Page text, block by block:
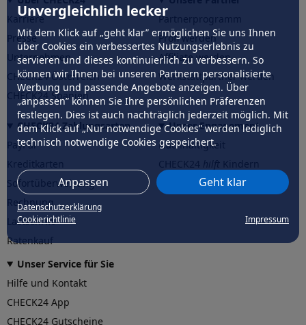
Unvergleichlich lecker
Mit dem Klick auf „geht klar” ermöglichen Sie uns Ihnen
über Cookies ein verbessertes Nutzungserlebnis zu
servieren und dieses kontinuierlich zu verbessern. So
können wir Ihnen bei unseren Partnern personalisierte
Werbung und passende Angebote anzeigen. Über
„anpassen” können Sie Ihre persönlichen Präferenzen
festlegen. Dies ist auch nachträglich jederzeit möglich. Mit
dem Klick auf „Nur notwendige Cookies” werden lediglich
technisch notwendige Cookies gespeichert.
Anpassen Geht klar
Datenschutzerklärung
Cookierichtlinie
Impressum
Karriere
Presse
Unternehmen
CHECK24 Österreich
CHECK24 Spanien
Partnerprogramm
Profi werden
Affiliate werden
Werkstattpartner werden
CHECK24 Zahlungsarten
PayPal
Sofortüberweisung
Rechnung
Lastschrift
Ratenkauf
Unser Engagement
Nachhaltigkeit
CHECK24hilftder Natur
Unser Service für Sie
Hilfe und Kontakt
CHECK24 App
CHECK24 Gutscheine